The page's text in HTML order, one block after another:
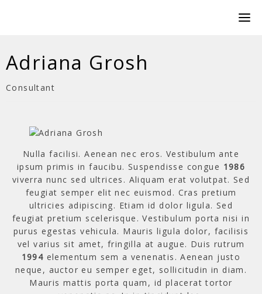
Adriana Grosh
Consultant
Nulla facilisi. Aenean nec eros. Vestibulum ante
ipsum primis in faucibu. Suspendisse congue 1986
viverra nunc sed ultrices. Aliquam erat volutpat. Sed
feugiat semper elit nec euismod. Cras pretium
ultricies adipiscing. Etiam id dolor ligula. Sed
feugiat pretium scelerisque. Vestibulum porta nisi in
purus egestas vehicula. Mauris ligula dolor, facilisis
vel varius sit amet, fringilla at augue. Duis rutrum
1994 elementum sem a venenatis. Aenean justo
neque, auctor eu semper eget, sollicitudin in diam.
Mauris mattis porta quam, id placerat tortor